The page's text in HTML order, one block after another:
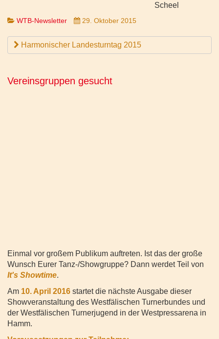
Scheel
WTB-Newsletter 29. Oktober 2015
Harmonischer Landesturntag 2015
Vereinsgruppen gesucht
Einmal vor großem Publikum auftreten. Ist das der große
Wunsch Eurer Tanz-/Showgruppe? Dann werdet Teil von
It's Showtime.
Am 10. April 2016 startet die nächste Ausgabe dieser
Showveranstaltung des Westfälischen Turnerbundes und
der Westfälischen Turnerjugend in der Westpressarena in
Hamm.